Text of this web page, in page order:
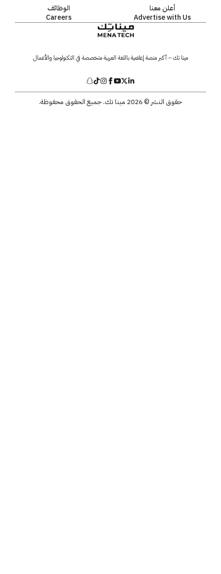
أعلن معنا
Advertise with Us
الوظائف
Careers
مينا تك – أكبر منصة إعلامية باللغة العربية متخصصة في التكنولوجيا والأعمال
حقوق النشر © 2026 مينا تك. جميع الحقوق محفوظة.